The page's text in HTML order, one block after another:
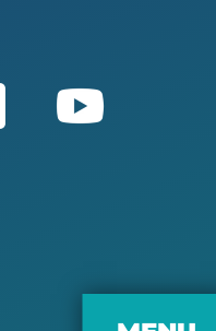
LinkedIn